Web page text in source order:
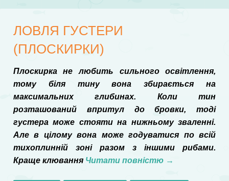
ЛОВЛЯ ГУСТЕРИ
(ПЛОСКИРКИ)
Плоскирка не любить сильного освітлення,
тому біля тину вона збирається на
максимальних глибинах. Коли тин
розташований впритул до бровки, тоді
густера може стояти на нижньому зваленні.
Але в цілому вона може годуватися по всій
тихоплинній зоні разом з іншими рибами.
Краще клювання Читати повністю →